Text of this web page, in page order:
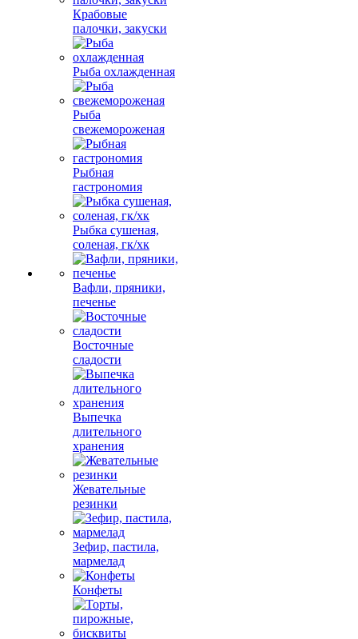
Крабовые
палочки, закуски
Рыба охлажденная
Рыба
свежемороженая
Рыбная
гастрономия
Рыбка сушеная,
соленая, гк/хк
Вафли, пряники,
печенье
Восточные
сладости
Выпечка
длительного
хранения
Жевательные
резинки
Зефир, пастила,
мармелад
Конфеты